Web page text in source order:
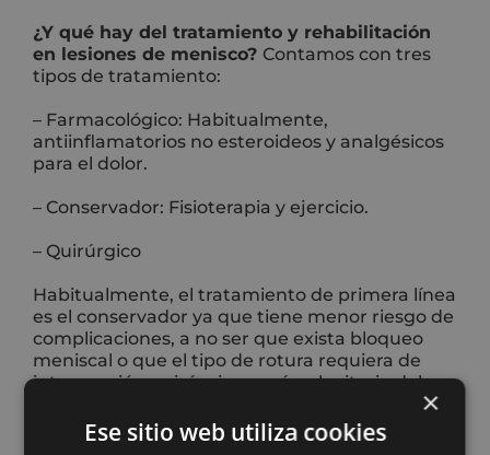
¿Y qué hay del tratamiento y rehabilitación
en lesiones de menisco? Contamos con tres
tipos de tratamiento:
– Farmacológico: Habitualmente,
antiinflamatorios no esteroideos y analgésicos
para el dolor.
– Conservador: Fisioterapia y ejercicio.
– Quirúrgico
Habitualmente, el tratamiento de primera línea
es el conservador ya que tiene menor riesgo de
complicaciones, a no ser que exista bloqueo
meniscal o que el tipo de rotura requiera de
intervención quirúrgica según el criterio del
Hay que tener en cuenta que la fisioterapia es
×
Ese sitio web utiliza cookies